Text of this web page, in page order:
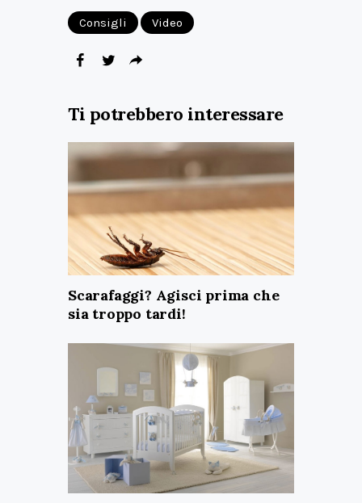
Consigli Video
Ti potrebbero interessare
Scarafaggi? Agisci prima che
sia troppo tardi!